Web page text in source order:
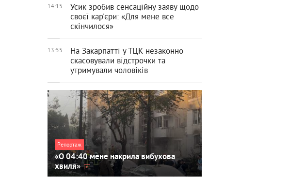
14:15
Усик зробив сенсаційну заяву щодо
своєї кар'єри: «Для мене все
скінчилося»
13:55
На Закарпатті у ТЦК незаконно
скасовували відстрочки та
утримували чоловіків
Репортаж
«О 04:40 мене накрила вибухова
хвиля»